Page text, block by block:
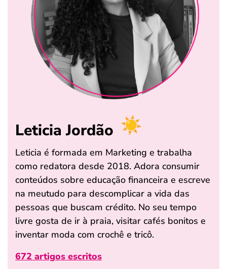
Leticia Jordão
Leticia é formada em Marketing e trabalha
como redatora desde 2018. Adora consumir
conteúdos sobre educação financeira e escreve
na meutudo para descomplicar a vida das
pessoas que buscam crédito. No seu tempo
livre gosta de ir à praia, visitar cafés bonitos e
inventar moda com crochê e tricô.
672 artigos escritos